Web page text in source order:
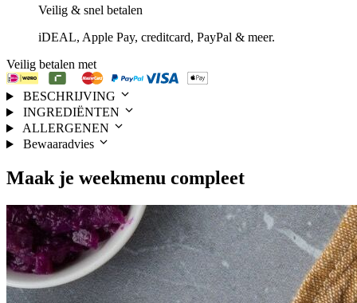
Veilig & snel betalen
iDEAL, Apple Pay, creditcard, PayPal & meer.
Veilig betalen met
BESCHRIJVING
INGREDIËNTEN
ALLERGENEN
Bewaaradvies
Maak je weekmenu compleet